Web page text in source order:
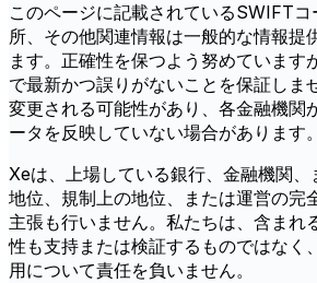
このページに記載されているSWIFT
所、その他関連情報は一般的な情報提
ます。正確性を保つよう努めています
で最新かつ誤りがないことを保証しま
変更される可能性があり、各金融機関
ータを反映していない場合があります。
Xeは、上場している銀行、金融機関、
地位、規制上の地位、または運営の完
主張も行いません。私たちは、含まれ
性も支持または検証するものではなく
用について責任を負いません。